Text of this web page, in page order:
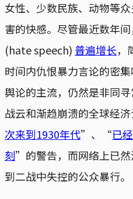
女性、少数民族、动物等
害的快感。尽管最近数年
(hate speech) 普遍增长，
时间内仇恨暴力言论的密
舆论的主流，仍然是非同
战云和渐趋崩溃的全球经
次来到1930年代”、“已
刻”的警告，而网络上已
到二战中失控的公众暴行。